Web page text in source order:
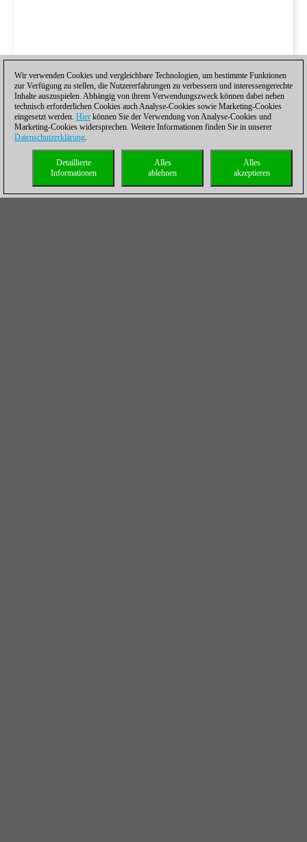
Wir verwenden Cookies und vergleichbare Technologien, um bestimmte Funktionen
zur Verfügung zu stellen, die Nutzererfahrungen zu verbessern und interessengerechte
Inhalte auszuspielen. Abhängig von ihrem Verwendungszweck können dabei neben
technisch erforderlichen Cookies auch Analyse-Cookies sowie Marketing-Cookies
eingesetzt werden. Hier können Sie der Verwendung von Analyse-Cookies und
Marketing-Cookies widersprechen. Weitere Informationen finden Sie in unserer
Datenschutzerklärung.
Alles
akzeptieren
Alles
ablehnen
Detaillierte
Informationen